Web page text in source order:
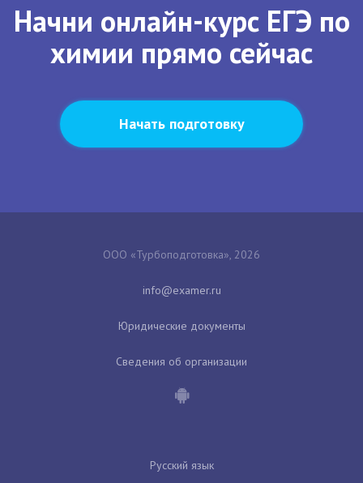
Начни онлайн-курс ЕГЭ по
химии прямо сейчас
Начать подготовку
ООО «Турбоподготовка», 2026
Юридические документы
Сведения об организации
Русский язык